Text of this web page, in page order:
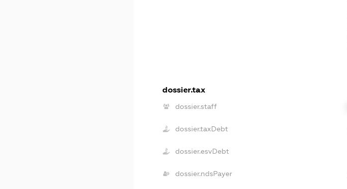
dossier.tax
dossier.staff
dossier.taxDebt
dossier.esvDebt
dossier.ndsPayer